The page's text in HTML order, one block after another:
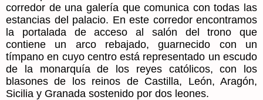
corredor de una galería que comunica con todas las
estancias del palacio. En este corredor encontramos
la portalada de acceso al salón del trono que
contiene un arco rebajado, guarnecido con un
tímpano en cuyo centro está representado un escudo
de la monarquía de los reyes católicos, con los
blasones de los reinos de Castilla, León, Aragón,
Sicilia y Granada sostenido por dos leones.